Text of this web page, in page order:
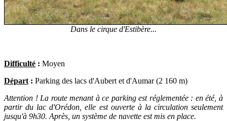
Dans le cirque d'Estibère...
Difficulté : Moyen
Départ : Parking des lacs d'Aubert et d'Aumar (2 160 m)
Attention ! La route menant à ce parking est réglementée : en été, à
partir du lac d'Orédon, elle est ouverte à la circulation seulement
jusqu'à 9h30. Après, un système de navette est mis en place.